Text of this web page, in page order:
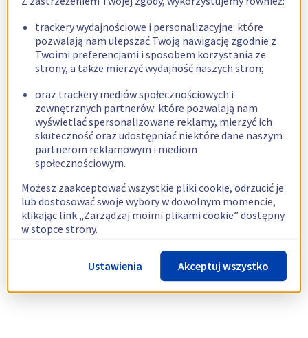
trackery wydajnościowe i personalizacyjne: które
pozwalają nam ulepszać Twoją nawigację zgodnie z
Twoimi preferencjami i sposobem korzystania ze
strony, a także mierzyć wydajność naszych stron;
oraz trackery mediów społecznościowych i
zewnętrznych partnerów: które pozwalają nam
wyświetlać spersonalizowane reklamy, mierzyć ich
skuteczność oraz udostępniać niektóre dane naszym
partnerom reklamowym i mediom
społecznościowym.
Możesz zaakceptować wszystkie pliki cookie, odrzucić je
lub dostosować swoje wybory w dowolnym momencie,
klikając link „Zarządzaj moimi plikami cookie” dostępny
w stopce strony.
Więcej informacji znajdziesz w naszejpolityce
dotyczącej wykorzystywania plików cookie.
Ustawienia Akceptuj wszystko